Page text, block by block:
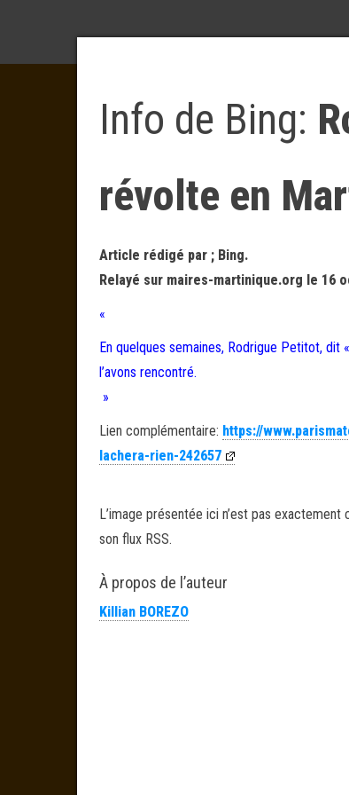
Info de Bing:
révolte en
Article rédigé par ; Bing.
Relayé sur maires-martinique.org le 16
«
En quelques semaines, Rodrigue Petitot, dit
l’avons rencontré.
»
Lien complémentaire: https://
lachera-rien-242657
L’image présentée ici n’est pas
son flux RSS.
À propos de l’auteur
Killian BOREZO